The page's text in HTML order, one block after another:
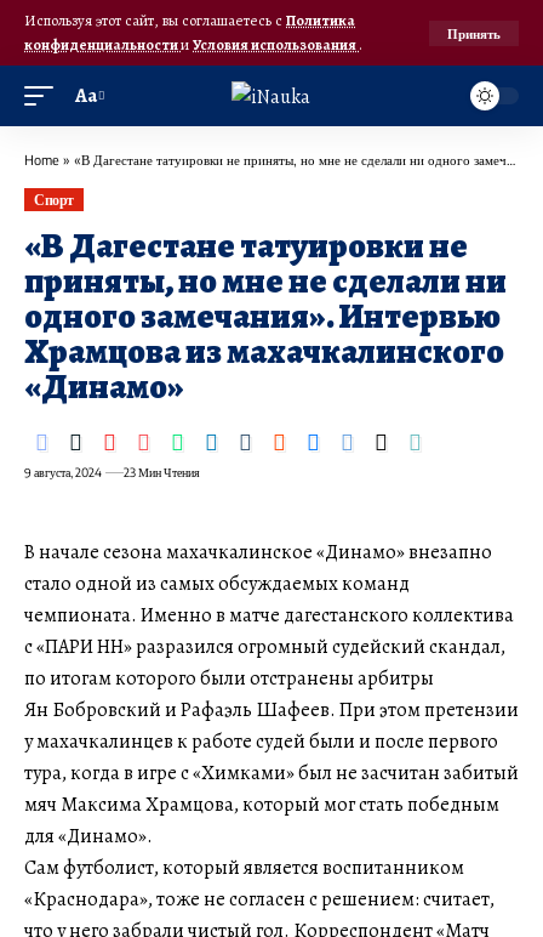
Используя этот сайт, вы соглашаетесь с Политика
конфиденциальностииУсловия использования.
Принять
Аа
Home » «В Дагестане татуировки не приняты, но мне не сделали ни одного замечания». Интервью Храмцова из махачкалинского «Динамо»
Спорт
«В Дагестане татуировки не
приняты, но мне не сделали ни
одного замечания». Интервью
Храмцова из махачкалинского
«Динамо»
9 августа, 2024 23 Мин Чтения
В начале сезона махачкалинское «Динамо» внезапно
стало одной из самых обсуждаемых команд
чемпионата. Именно в матче дагестанского коллектива
с «ПАРИ НН» разразился огромный судейский скандал,
по итогам которого были отстранены арбитры
Ян Бобровский и Рафаэль Шафеев. При этом претензии
у махачкалинцев к работе судей были и после первого
тура, когда в игре с «Химками» был не засчитан забитый
мяч Максима Храмцова, который мог стать победным
для «Динамо».
Сам футболист, который является воспитанником
«Краснодара», тоже не согласен с решением: считает,
что у него забрали чистый гол. Корреспондент «Матч